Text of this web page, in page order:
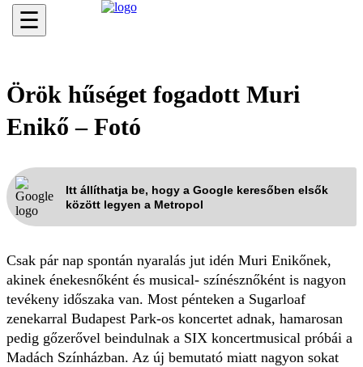
☰
Örök hűséget fogadott Muri
Enikő – Fotó
Itt állíthatja be, hogy a Google keresőben elsők
között legyen a Metropol
Csak pár nap spontán nyaralás jut idén Muri Enikőnek,
akinek énekesnőként és musical- színésznőként is nagyon
tevékeny időszaka van. Most pénteken a Sugarloaf
zenekarral Budapest Park-os koncertet adnak, hamarosan
pedig gőzerővel beindulnak a SIX koncertmusical próbái a
Madách Színházban. Az új bemutató miatt nagyon sokat